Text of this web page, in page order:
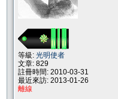
等級: 光明使者
文章: 829
註冊時間: 2010-03-31
最近來訪: 2013-01-26
離線